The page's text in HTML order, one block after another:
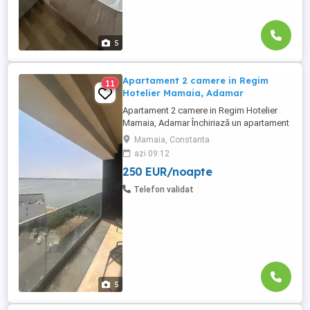
5
5
11
Apartament 2 camere in Regim
Hotelier Mamaia, Adamar
Apartament 2 camere in Regim Hotelier
Mamaia, Adamar Închiriază un apartament
modern cu 2 camere situat în stațiunea
Mamaia, la etajul 8 al clădirii Adamar, ideal
pentru un sejur relaxant la malul mării.
Apartamentul este complet mobilat și
utilat, oferind confortul unei locuințe de
Mamaia, Constanta
azi 09:12
250 EUR/noapte
Telefon validat